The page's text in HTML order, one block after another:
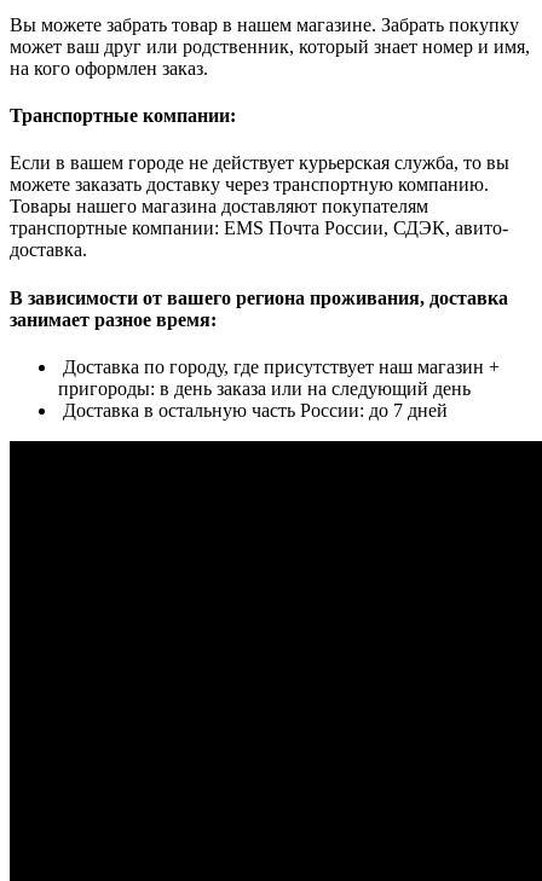
Вы можете забрать товар в нашем магазине. Забрать покупку
может ваш друг или родственник, который знает номер и имя,
на кого оформлен заказ.
Транспортные компании:
Если в вашем городе не действует курьерская служба, то вы
можете заказать доставку через транспортную компанию.
Товары нашего магазина доставляют покупателям
транспортные компании: EMS Почта России, СДЭК, авито-
доставка.
В зависимости от вашего региона проживания, доставка
занимает разное время:
Доставка по городу, где присутствует наш магазин +
пригороды: в день заказа или на следующий день
Доставка в остальную часть России: до 7 дней